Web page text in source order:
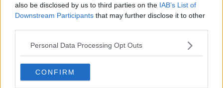
also be disclosed by us to third parties on the IAB’s List of
Downstream Participants that may further disclose it to other
Personal Data Processing Opt Outs
CONFIRM